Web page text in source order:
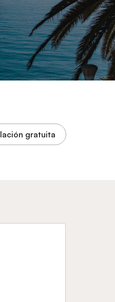
gratuita